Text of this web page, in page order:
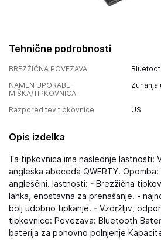
Tehnične podrobnosti
BREZŽIČNA POVEZAVA
NAMEN UPORABE -
MIŠKA/TIPKOVNICA
Zunanja
Razporeditev tipkovnice US
Opis izdelka
Ta tipkovnica ima naslednje lastnosti:
angleška abeceda QWERTY.
angleščini. lastnosti: - Brezžična
lahka, enostavna za prenašanje. -
bolj udobno tipkanje. - Vzdržljiv,
tipkovnice: Povezava: Bluetooth
baterija za ponovno polnjenje